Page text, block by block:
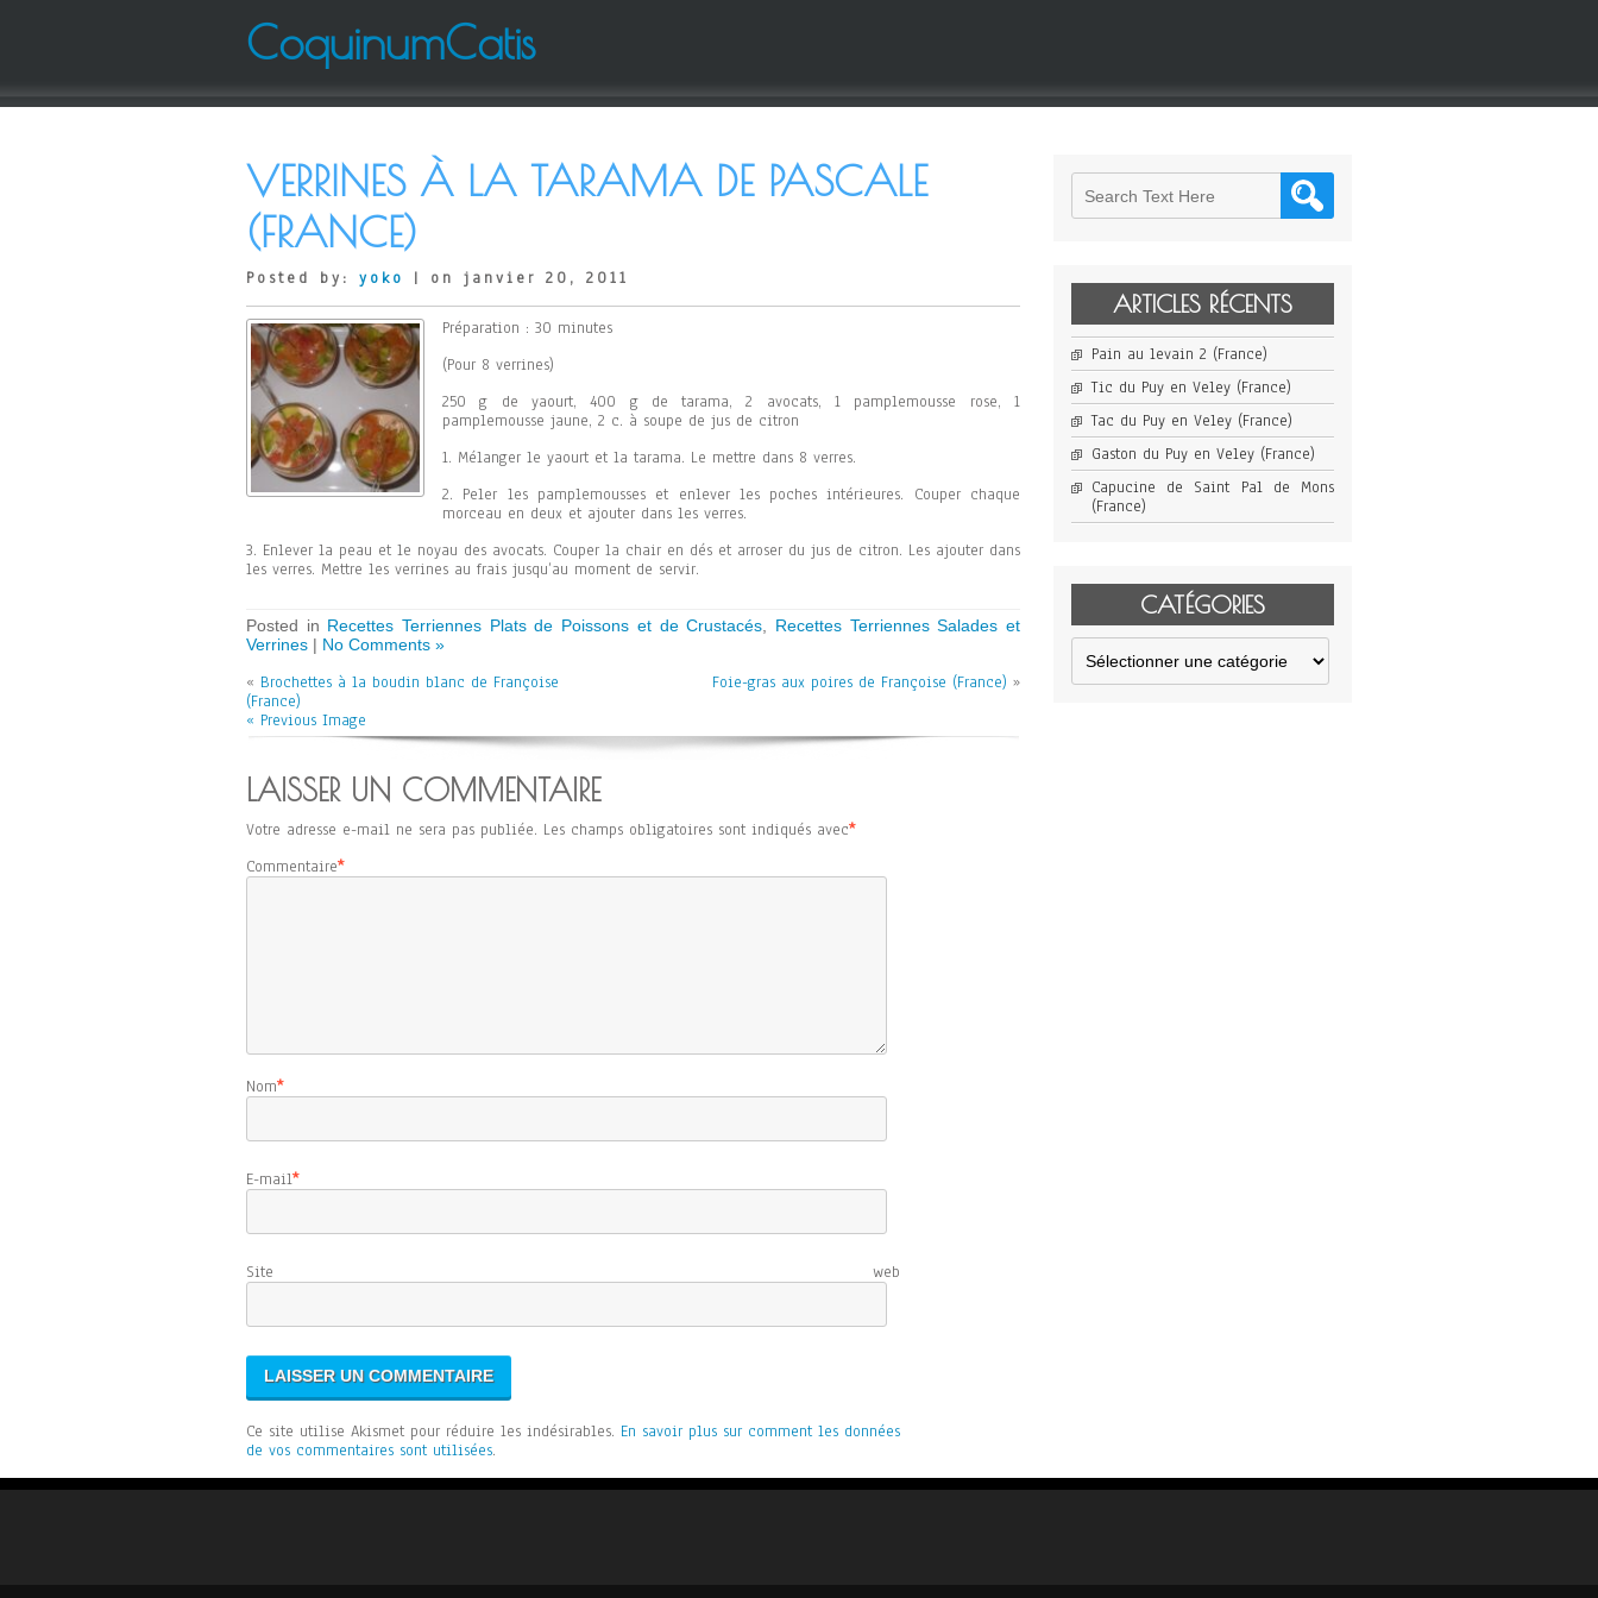
CoquinumCatis
VERRINES À LA TARAMA DE PASCALE
(FRANCE)
Posted by: yoko | on janvier 20, 2011
Préparation : 30 minutes
(Pour 8 verrines)
250 g de yaourt, 400 g de tarama, 2 avocats, 1 pamplemousse rose, 1
pamplemousse jaune, 2 c. à soupe de jus de citron
1. Mélanger le yaourt et la tarama. Le mettre dans 8 verres.
2. Peler les pamplemousses et enlever les poches intérieures. Couper chaque
morceau en deux et ajouter dans les verres.
3. Enlever la peau et le noyau des avocats. Couper la chair en dés et arroser du jus de citron. Les ajouter dans
les verres. Mettre les verrines au frais jusqu’au moment de servir.
Posted in Recettes Terriennes Plats de Poissons et de Crustacés
Recettes Terriennes Salades et
Verrines | No Comments »
« Brochettes à la boudin blanc de Françoise
(France)
Foie-gras aux poires de Françoise (France) »
« Previous Image
LAISSER UN COMMENTAIRE
Votre adresse e-mail ne sera pas publiée. Les champs obligatoires sont indiqués avec*
Commentaire*
Nom*
E-mail*
Site web
Ce site utilise Akismet pour réduire les indésirables. En savoir plus sur comment les données
de vos commentaires sont utilisées.
ARTICLES RÉCENTS
Pain au levain 2 (France)
Tic du Puy en Veley (France)
Tac du Puy en Veley (France)
Gaston du Puy en Veley (France)
Capucine de Saint Pal de Mons
(France)
CATÉGORIES
Catégories